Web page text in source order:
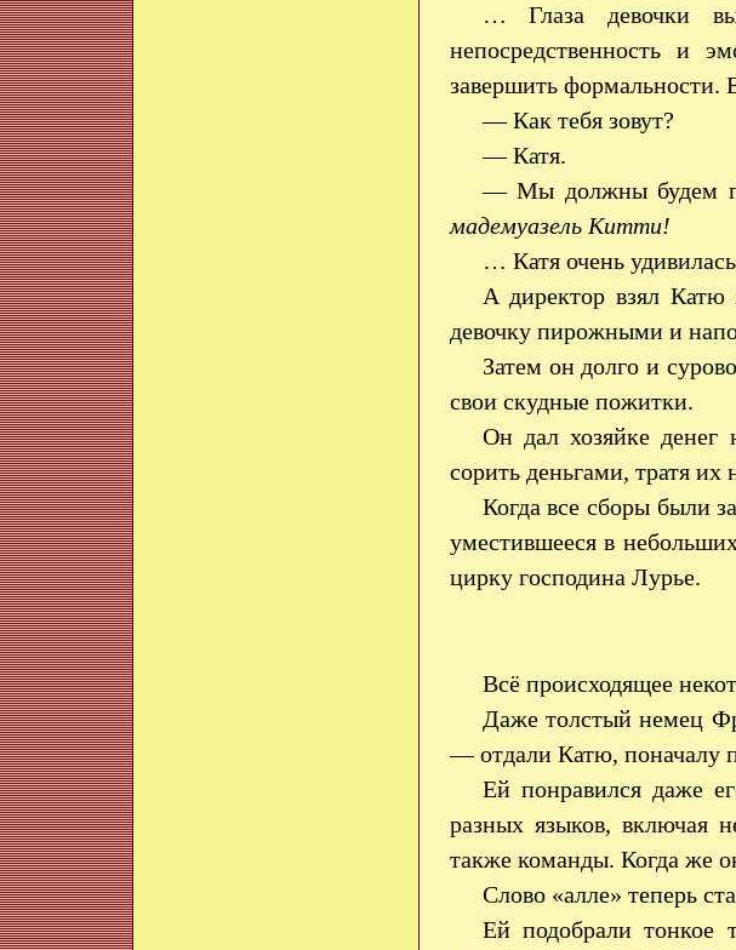
… Глаза девочки
непосредственность и
завершить формальности.
— Как тебя зовут?
— Катя.
— Мы должны будем
мадемуазель Китти!
… Катя очень
А директор взял
девочку пирожными и
Затем он долго и
свои скудные пожитки.
Он дал хозяйке денег
сорить деньгами, тратя
Когда все сборы были
уместившееся в
цирку господина Лурье.
Всё происходящее
Даже толстый немец
— отдали Катю, поначалу
Ей понравился даже
разных языков, включая
также команды. Когда же
Слово «алле» теперь
Ей подобрали тонкое